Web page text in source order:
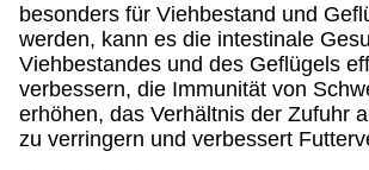
besonders für Viehbestand und
werden, kann es die intestinale
Viehbestandes und des Geflügels
verbessern, die Immunität von
erhöhen, das Verhältnis der Zufuhr
zu verringern und verbessert